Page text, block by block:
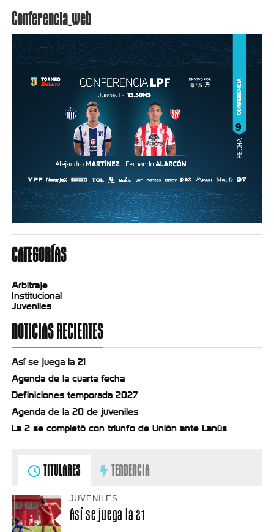
Conferencia_web
CATEGORÍAS
Arbitraje
Institucional
Juveniles
NOTICIAS RECIENTES
Así se juega la 21
Agenda de la cuarta fecha
Definiciones temporada 2027
Agenda de la 20 de juveniles
La 2 se completó con triunfo de Unión ante Lanús
TITULARES TENDENCIA
JUVENILES
Así se juega la 21